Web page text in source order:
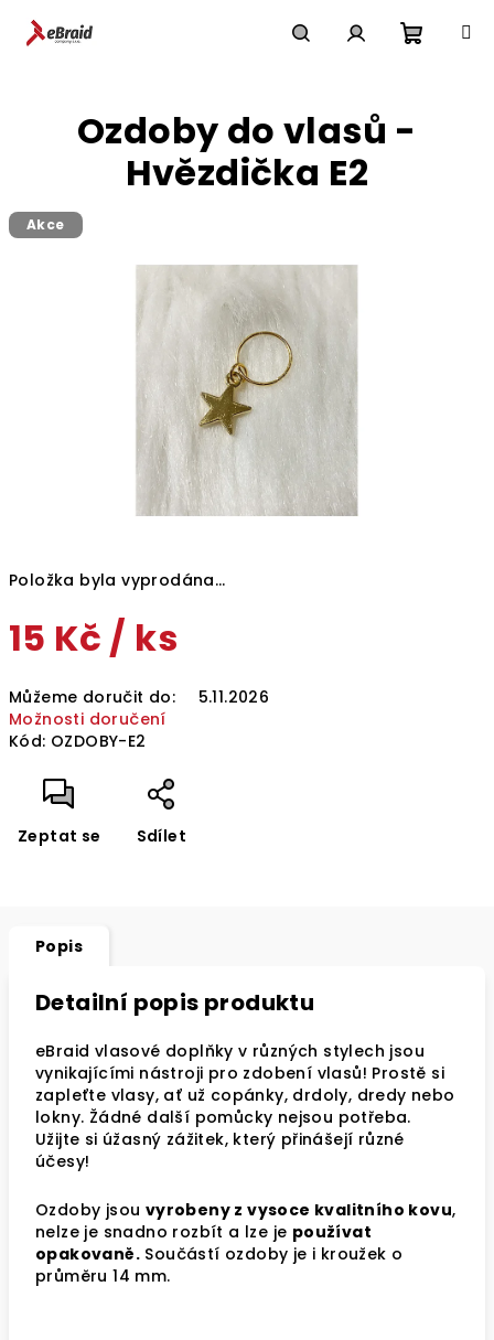
košík
Položka byla vyprodána…
15 Kč / ks
cena:
Můžeme doručit do:
5.11.2026
Možnosti doručení
Kód: OZDOBY-E2
Zeptat se Sdílet
Ozdoby do vlasů -
Hvězdička E2
Akce
Popis
Detailní popis produktu
eBraid vlasové doplňky v různých stylech jsou
vynikajícími nástroji pro zdobení vlasů! Prostě si
zapleťte vlasy, ať už copánky, drdoly, dredy nebo
lokny. Žádné další pomůcky nejsou potřeba.
Užijte si úžasný zážitek, který přinášejí různé
účesy!
Ozdoby jsou vyrobeny z vysoce kvalitního kovu,
nelze je snadno rozbít a lze je používat
opakovaně. Součástí ozdoby je i kroužek o
průměru 14 mm.